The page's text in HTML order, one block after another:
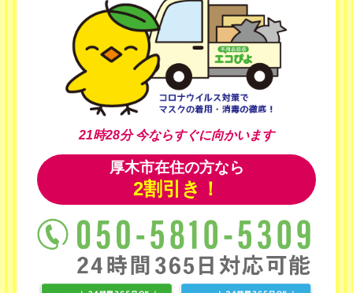
21時28分今ならすぐに向かいます
厚木市在住の方なら
2割引き！